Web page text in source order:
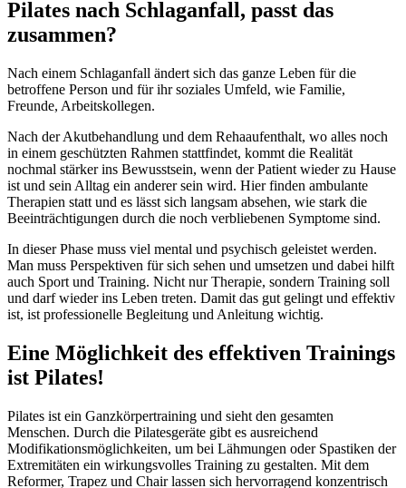
Pilates nach Schlaganfall, passt das
zusammen?
Nach einem Schlaganfall ändert sich das ganze Leben für die
betroffene Person und für ihr soziales Umfeld, wie Familie,
Freunde, Arbeitskollegen.
Nach der Akutbehandlung und dem Rehaaufenthalt, wo alles noch
in einem geschützten Rahmen stattfindet, kommt die Realität
nochmal stärker ins Bewusstsein, wenn der Patient wieder zu Hause
ist und sein Alltag ein anderer sein wird. Hier finden ambulante
Therapien statt und es lässt sich langsam absehen, wie stark die
Beeinträchtigungen durch die noch verbliebenen Symptome sind.
In dieser Phase muss viel mental und psychisch geleistet werden.
Man muss Perspektiven für sich sehen und umsetzen und dabei hilft
auch Sport und Training. Nicht nur Therapie, sondern Training soll
und darf wieder ins Leben treten. Damit das gut gelingt und effektiv
ist, ist professionelle Begleitung und Anleitung wichtig.
Eine Möglichkeit des effektiven Trainings
ist Pilates!
Pilates ist ein Ganzkörpertraining und sieht den gesamten
Menschen. Durch die Pilatesgeräte gibt es ausreichend
Modifikationsmöglichkeiten, um bei Lähmungen oder Spastiken der
Extremitäten ein wirkungsvolles Training zu gestalten. Mit dem
Reformer, Trapez und Chair lassen sich hervorragend konzentrisch